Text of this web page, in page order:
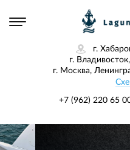
г.
г.
г. Москва,
+7 (962) 220 65